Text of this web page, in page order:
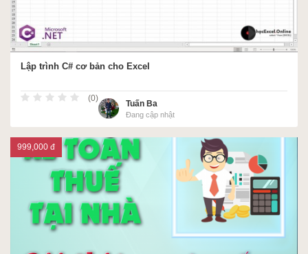
Lập trình C# cơ bản cho Excel
(0)
Tuấn Ba
Đang cập nhật
999,000 đ